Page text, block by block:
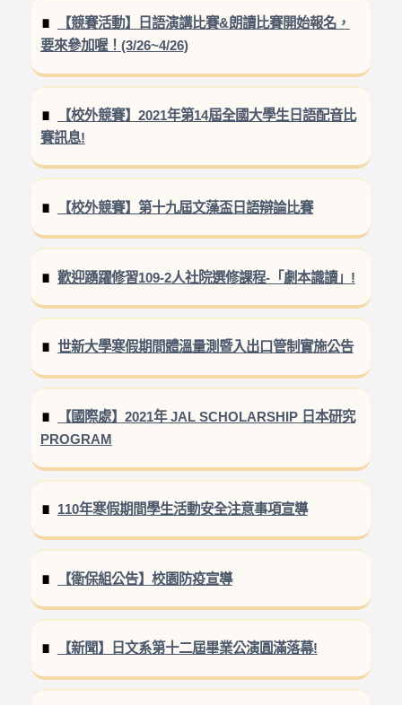
【競賽活動】日語演講比賽&朗讀比賽開始報名，
要來參加喔！(3/26~4/26)
【校外競賽】2021年第14屆全國大學生日語配音比
賽訊息!
【校外競賽】第十九屆文藻盃日語辯論比賽
歡迎踴躍修習109-2人社院選修課程-「劇本識讀」!
世新大學寒假期間體溫量測暨入出口管制實施公告
【國際處】2021年 JAL SCHOLARSHIP 日本研究
PROGRAM
110年寒假期間學生活動安全注意事項宣導
【衛保組公告】校園防疫宣導
【新聞】日文系第十二屆畢業公演圓滿落幕!